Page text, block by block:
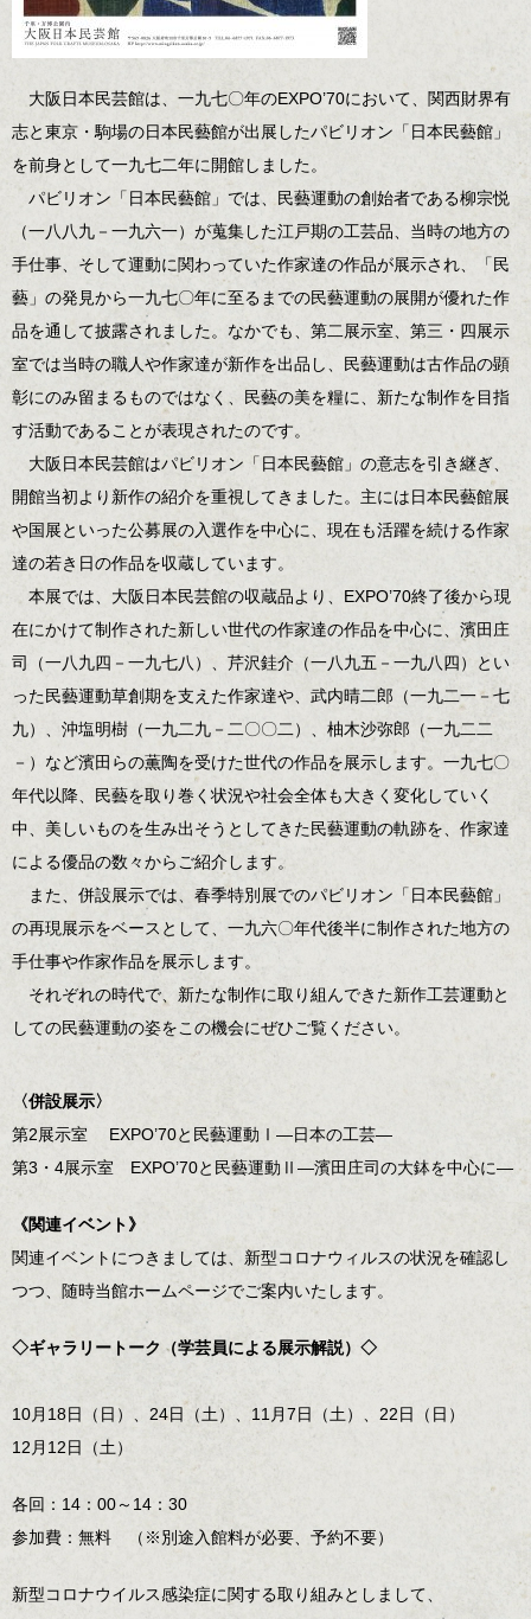
大阪日本民芸館は、一九七〇年のEXPO’70において、関西財界有
志と東京・駒場の日本民藝館が出展したパビリオン「日本民藝館」
を前身として一九七二年に開館しました。
パビリオン「日本民藝館」では、民藝運動の創始者である柳宗悦
（一八八九－一九六一）が蒐集した江戸期の工芸品、当時の地方の
手仕事、そして運動に関わっていた作家達の作品が展示され、「民
藝」の発見から一九七〇年に至るまでの民藝運動の展開が優れた作
品を通して披露されました。なかでも、第二展示室、第三・四展示
室では当時の職人や作家達が新作を出品し、民藝運動は古作品の顕
彰にのみ留まるものではなく、民藝の美を糧に、新たな制作を目指
す活動であることが表現されたのです。
大阪日本民芸館はパビリオン「日本民藝館」の意志を引き継ぎ、
開館当初より新作の紹介を重視してきました。主には日本民藝館展
や国展といった公募展の入選作を中心に、現在も活躍を続ける作家
達の若き日の作品を収蔵しています。
本展では、大阪日本民芸館の収蔵品より、EXPO’70終了後から現
在にかけて制作された新しい世代の作家達の作品を中心に、濱田庄
司（一八九四－一九七八）、芹沢銈介（一八九五－一九八四）とい
った民藝運動草創期を支えた作家達や、武内晴二郎（一九二一－七
九）、沖塩明樹（一九二九－二〇〇二）、柚木沙弥郎（一九二二
－）など濱田らの薫陶を受けた世代の作品を展示します。一九七〇
年代以降、民藝を取り巻く状況や社会全体も大きく変化していく
中、美しいものを生み出そうとしてきた民藝運動の軌跡を、作家達
による優品の数々からご紹介します。
また、併設展示では、春季特別展でのパビリオン「日本民藝館」
の再現展示をベースとして、一九六〇年代後半に制作された地方の
手仕事や作家作品を展示します。
それぞれの時代で、新たな制作に取り組んできた新作工芸運動と
しての民藝運動の姿をこの機会にぜひご覧ください。
〈併設展示〉
第2展示室 EXPO’70と民藝運動Ⅰ―日本の工芸―
第3・4展示室 EXPO’70と民藝運動Ⅱ―濱田庄司の大鉢を中心に―
《関連イベント》
関連イベントにつきましては、新型コロナウィルスの状況を確認し
つつ、随時当館ホームページでご案内いたします。
◇ギャラリートーク（学芸員による展示解説）◇
10月18日（日）、24日（土）、11月7日（土）、22日（日）
12月12日（土）
各回：14：00～14：30
参加費：無料 （※別途入館料が必要、予約不要）
新型コロナウイルス感染症に関する取り組みとしまして、